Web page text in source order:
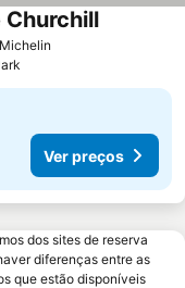
Churchill
Ver preços
dos sites de reserva
diferenças entre as
que estão disponíveis